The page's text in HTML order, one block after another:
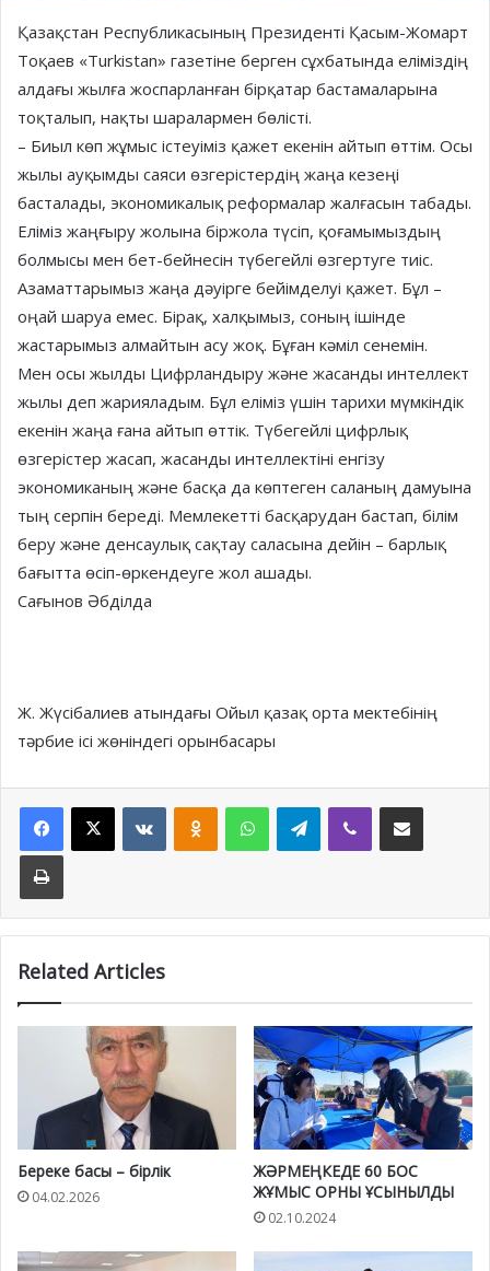
Қазақстан Республикасының Президенті Қасым-Жомарт
Тоқаев «Turkistan» газетіне берген сұхбатында еліміздің
алдағы жылға жоспарланған бірқатар бастамаларына
тоқталып, нақты шаралармен бөлісті.
– Биыл көп жұмыс істеуіміз қажет екенін айтып өттім. Осы
жылы ауқымды саяси өзгерістердің жаңа кезеңі
басталады, экономикалық реформалар жалғасын табады.
Еліміз жаңғыру жолына біржола түсіп, қоғамымыздың
болмысы мен бет-бейнесін түбегейлі өзгертуге тиіс.
Азаматтарымыз жаңа дәуірге бейімделуі қажет. Бұл –
оңай шаруа емес. Бірақ, халқымыз, соның ішінде
жастарымыз алмайтын асу жоқ. Бұған кәміл сенемін.
Мен осы жылды Цифрландыру және жасанды интеллект
жылы деп жарияладым. Бұл еліміз үшін тарихи мүмкіндік
екенін жаңа ғана айтып өттік. Түбегейлі цифрлық
өзгерістер жасап, жасанды интеллектіні енгізу
экономиканың және басқа да көптеген саланың дамуына
тың серпін береді. Мемлекетті басқарудан бастап, білім
беру және денсаулық сақтау саласына дейін – барлық
бағытта өсіп-өркендеуге жол ашады.
Сағынов Әбділда
Ж. Жүсібалиев атындағы Ойыл қазақ орта мектебінің
тәрбие ісі жөніндегі орынбасары
Facebook
X VKontakteOdnoklassniki
WhatsAppTelegramViber Share via Email
Print
Related Articles
Береке басы – бірлік
04.02.2026
ЖӘРМЕҢКЕДЕ 60 БОС
ЖҰМЫС ОРНЫ ҰСЫНЫЛДЫ
02.10.2024